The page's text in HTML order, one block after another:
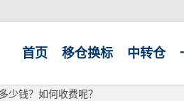
首页 移仓换标 中转仓
少钱？如何收费呢？